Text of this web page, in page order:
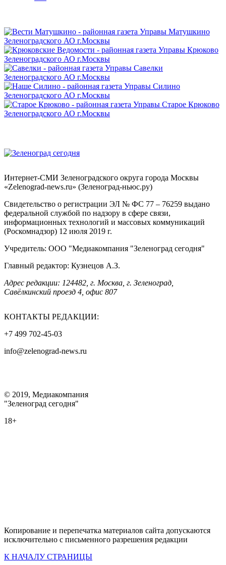
Интернет-СМИ Зеленоградского округа города Москвы
«Zelenograd-news.ru» (Зеленоград-ньюс.ру)
Свидетельство о регистрации ЭЛ № ФС 77 – 76259 выдано
федеральной службой по надзору в сфере связи,
информационных технологий и массовых коммуникаций
(Роскомнадзор) 12 июля 2019 г.
Учредитель: ООО "Медиакомпания "Зеленоград сегодня"
Главный редактор: Кузнецов А.З.
Адрес редакции: 124482, г. Москва, г. Зеленоград,
Савёлкинский проезд 4, офис 807
КОНТАКТЫ РЕДАКЦИИ:
+7 499 702-45-03
info@zelenograd-news.ru
© 2019, Медиакомпания
"Зеленоград сегодня"
18+
Копирование и перепечатка материалов сайта допускаются
исключительно с письменного разрешения редакции
К НАЧАЛУ СТРАНИЦЫ